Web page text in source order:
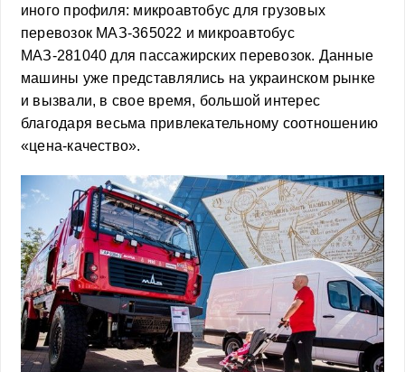
иного профиля: микроавтобус для грузовых
перевозок МАЗ-365022 и микроавтобус
МАЗ-281040 для пассажирских перевозок. Данные
машины уже представлялись на украинском рынке
и вызвали, в свое время, большой интерес
благодаря весьма привлекательному соотношению
«цена-качество».